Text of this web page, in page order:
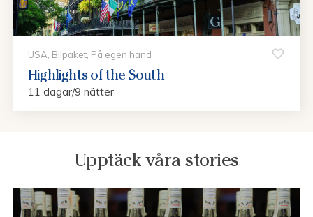
USA, Bilpaket, På egen hand
Highlights of the South
11 dagar/9 nätter
Upptäck våra stories